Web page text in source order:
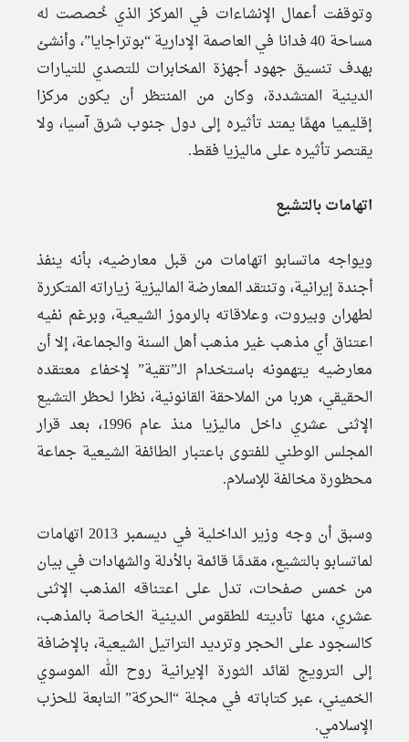
وتوقفت أعمال الإنشاءات في المركز الذي خُصصت له
مساحة 40 فدانا في العاصمة الإدارية “بوتراجايا”، وأنشئ
بهدف تنسيق جهود أجهزة المخابرات للتصدي للتيارات
الدينية المتشددة، وكان من المنتظر أن يكون مركزا
إقليميا مهمًا يمتد تأثيره إلى دول جنوب شرق آسيا، ولا
يقتصر تأثيره على ماليزيا فقط.
اتهامات بالتشيع
ويواجه ماتسابو اتهامات من قبل معارضيه، بأنه ينفذ
أجندة إيرانية، وتنتقد المعارضة الماليزية زياراته المتكررة
لطهران وبيروت، وعلاقاته بالرموز الشيعية، وبرغم نفيه
اعتناق أي مذهب غير مذهب أهل السنة والجماعة، إلا أن
معارضيه يتهمونه باستخدام الـ”تقية” لإخفاء معتقده
الحقيقي، هربا من الملاحقة القانونية، نظرا لحظر التشيع
الإثنى عشري داخل ماليزيا منذ عام 1996، بعد قرار
المجلس الوطني للفتوى باعتبار الطائفة الشيعية جماعة
محظورة مخالفة للإسلام.
وسبق أن وجه وزير الداخلية في ديسمبر 2013 اتهامات
لماتسابو بالتشيع، مقدمًا قائمة بالأدلة والشهادات في بيان
من خمس صفحات، تدل على اعتناقه المذهب الإثنى
عشري، منها تأديته للطقوس الدينية الخاصة بالمذهب،
كالسجود على الحجر وترديد التراتيل الشيعية، بالإضافة
إلى الترويج لقائد الثورة الإيرانية روح الله الموسوي
الخميني، عبر كتاباته في مجلة “الحركة” التابعة للحزب
الإسلامي.